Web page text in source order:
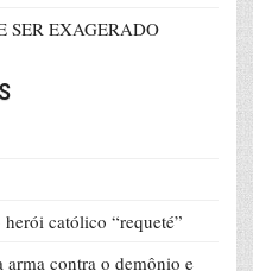
SER EXAGERADO
católico “requeté”
contra o demônio e